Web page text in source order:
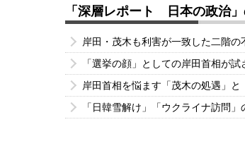
「深層レポート 日本の政治
岸田・茂木も利害が一致した二階の
「選挙の顔」としての岸田首相が
岸田首相を悩ます「茂木の処遇」と
「日韓雪解け」「ウクライナ訪問